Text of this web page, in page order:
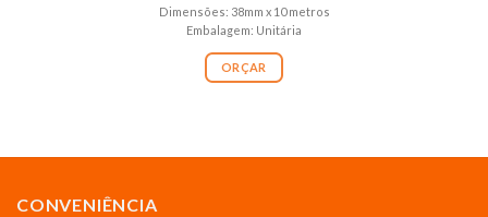
Dimensões: 38mm x 10 metros
Embalagem: Unitária
ORÇAR
CONVENIÊNCIA